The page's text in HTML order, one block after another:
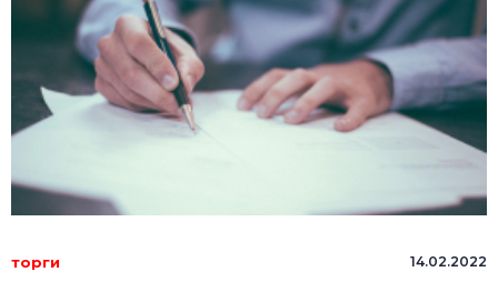
торги 14.02.2022